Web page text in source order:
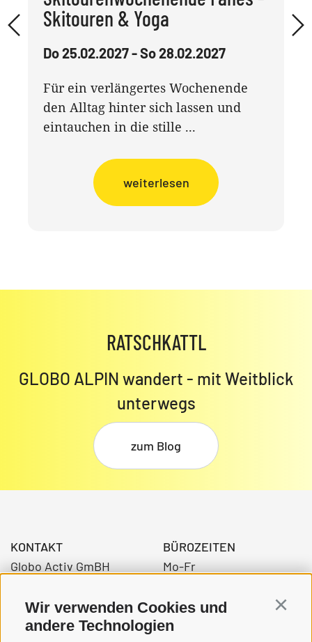
Wir verwenden Cookies und
andere Technologien
Skitouren & Yoga
Do 25.02.2027 - So 28.02.2027
Für ein verlängertes Wochenende
den Alltag hinter sich lassen und
eintauchen in die stille ...
weiterlesen
RATSCHKATTL
GLOBO ALPIN wandert - mit Weitblick
unterwegs
zum Blog
KONTAKT
Globo Activ GmBH
39034 Toblach
BÜROZEITEN
Mo-Fr
14.00 – 17:00 Uhr